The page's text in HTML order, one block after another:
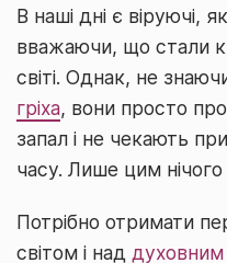
В наші дні є віруючі,
вважаючи, що стали
світі. Однак, не
гріха, вони просто
запал і не чекають
часу. Лише цим
Потрібно отримати
світом і над духовним